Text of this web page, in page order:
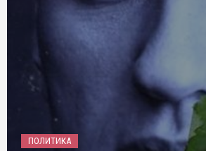
ПОЛИТИКА